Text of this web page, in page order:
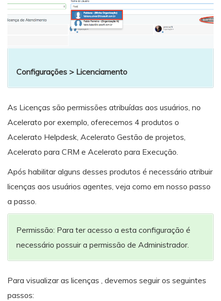
Configurações > Licenciamento
As Licenças são permissões atribuídas aos usuários, no
Acelerato por exemplo, oferecemos 4 produtos o
Acelerato Helpdesk, Acelerato Gestão de projetos,
Acelerato para CRM e Acelerato para Execução.
Após habilitar alguns desses produtos é necessário atribuir
licenças aos usuários agentes, veja como em nosso passo
a passo.
Permissão: Para ter acesso a esta configuração é
necessário possuir a permissão de Administrador.
Para visualizar as licenças , devemos seguir os seguintes
passos: